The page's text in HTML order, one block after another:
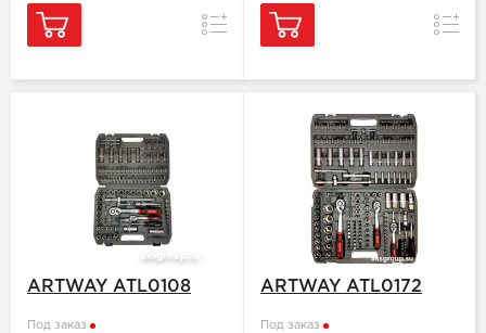
Сравнение
ARTWAY ATL0108
Под заказ
ARTWAY ATL0172
Под заказ